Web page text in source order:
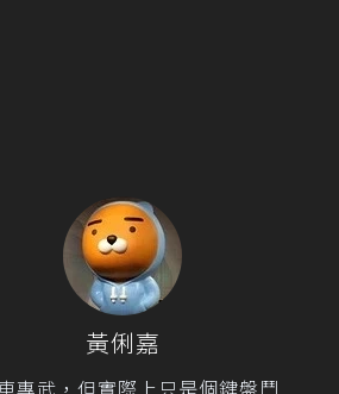
黃俐嘉
專武，但實際上只是個鍵盤鬥